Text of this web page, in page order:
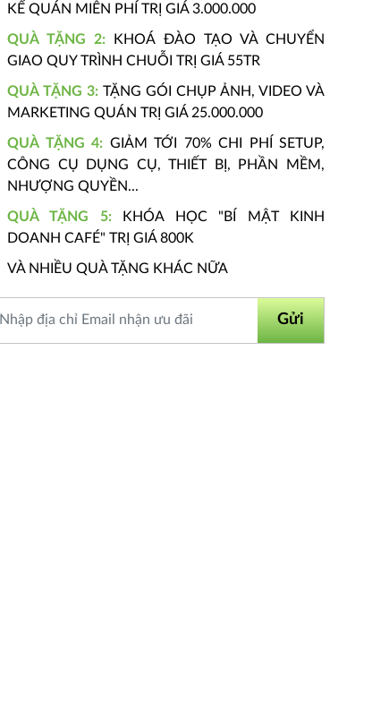
KẾ QUÁN MIỄN PHÍ TRỊ GIÁ 3.000.000
QUÀ TẶNG 2:
KHOÁ ĐÀO TẠO VÀ CHUYỂN
GIAO QUY TRÌNH CHUỖI TRỊ GIÁ 55TR
QUÀ TẶNG 3: TẶNG GÓI CHỤP ẢNH, VIDEO VÀ
MARKETING QUÁN TRỊ GIÁ 25.000.000
QUÀ TẶNG 4: GIẢM TỚI 70% CHI PHÍ SETUP,
CÔNG CỤ DỤNG CỤ, THIẾT BỊ, PHẦN MỀM,
NHƯỢNG QUYỀN...
QUÀ TẶNG 5:
KHÓA HỌC "BÍ MẬT KINH
DOANH CAFÉ" TRỊ GIÁ 800K
VÀ NHIỀU QUÀ TẶNG KHÁC NỮA
Gửi